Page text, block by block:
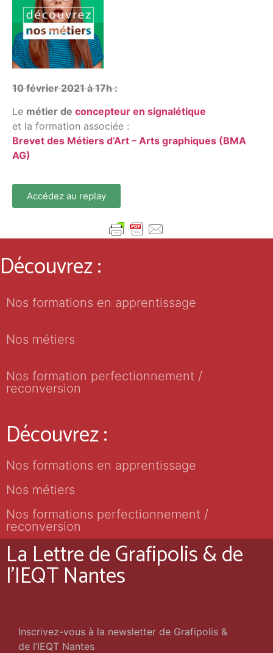
10 février 2021 à 17h :
Le métier de concepteur en signalétique
et la formation associée :
Brevet des Métiers d’Art – Arts graphiques (BMA
AG)
Accédez au replay
Découvrez :
Nos formations en apprentissage
Nos métiers
Nos formation perfectionnement /
reconversion
Découvrez :
Nos formations en apprentissage
Nos métiers
Nos formations perfectionnement /
reconversion
La Lettre de Grafipolis & de
l'IEQT Nantes
Inscrivez-vous à la newsletter de Grafipolis &
de l’IEQT Nantes